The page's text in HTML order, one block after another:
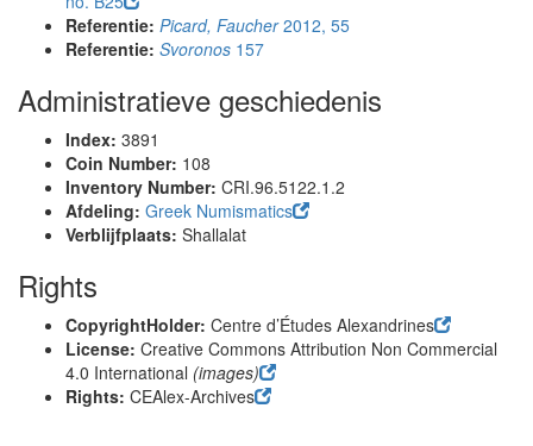
Referentie: Picard, Faucher2012, 55
Referentie: Svoronos 157
Administratieve geschiedenis
Index: 3891
Coin Number: 108
Inventory Number: CRI.96.5122.1.2
Afdeling: Greek Numismatics
Verblijfplaats: Shallalat
Rights
CopyrightHolder: Centre d’Études Alexandrines
License: Creative Commons Attribution Non Commercial
4.0 International (images)
Rights: CEAlex-Archives